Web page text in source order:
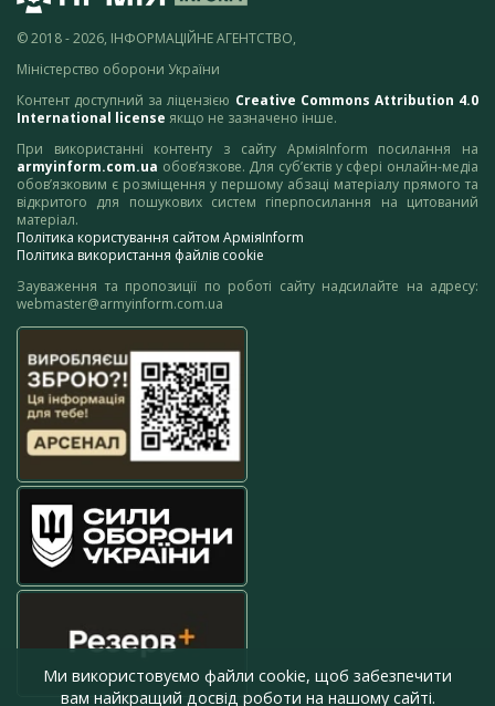
© 2018 - 2026, ІНФОРМАЦІЙНЕ АГЕНТСТВО,
Міністерство оборони України
Контент доступний за ліцензією Creative Commons Attribution 4.0
International license якщо не зазначено інше.
При використанні контенту з сайту АрміяInform посилання на
armyinform.com.ua обов’язкове. Для суб’єктів у сфері онлайн-медіа
обов’язковим є розміщення у першому абзаці матеріалу прямого та
відкритого для пошукових систем гіперпосилання на цитований
матеріал.
Політика користування сайтом АрміяInform
Політика використання файлів cookie
Зауваження та пропозиції по роботі сайту надсилайте на адресу:
webmaster@armyinform.com.ua
Ми використовуємо файли cookie, щоб забезпечити
вам найкращий досвід роботи на нашому сайті.